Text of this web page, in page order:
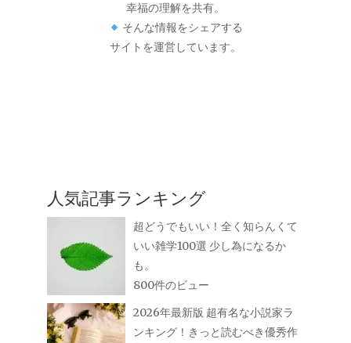
幸福の理解を共有。
そんな情報をシェアする
サイトを運営しています。
人気記事ランキング
超どうでもいい！全く知らんくて
いい雑学100選 少し為になるか
も。
800件のビュー
2026年最新版 超有名な小説家ラ
ンキング！きっと読むべき優秀作